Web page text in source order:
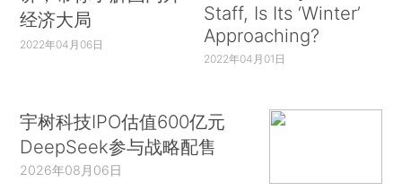
经济大局
2022年04月06日
Staff, Is Its ‘Winter’
Approaching?
2022年04月01日
宇树科技IPO估值600亿元
DeepSeek参与战略配售
2026年08月06日